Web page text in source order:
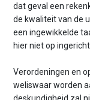
dat geval een
de kwaliteit van de
een ingewikkelde
hier niet op ingericht.
Verordeningen en
weliswaar worden